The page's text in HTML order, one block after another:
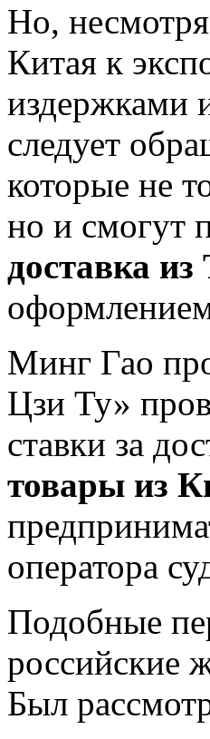
Но,
Китая к
издержками
следует
которые не
но и смогут
доставка
Минг Гао
Цзи Ту»
ставки за
товары из
оператора
Подобные
российские
Был